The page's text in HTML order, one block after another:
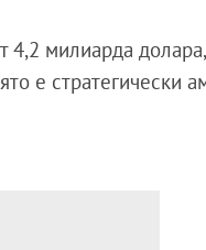
4,2 милиарда
е стратегически